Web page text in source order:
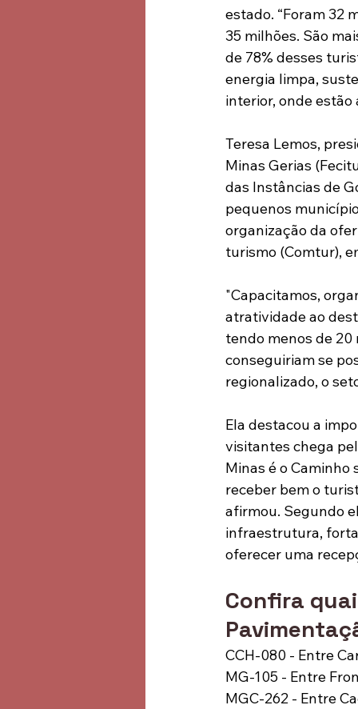
estado. “Foram 32
35 milhões. São
de 78% desses
energia limpa,
interior, onde estão
Teresa Lemos,
Minas Gerias
das Instâncias de
pequenos
organização da
turismo (Comtur),
"Capacitamos,
atratividade ao
tendo menos de
conseguiriam se
regionalizado, o
Ela destacou a
visitantes chega
Minas é o Caminho
receber bem o
afirmou. Segundo
infraestrutura,
oferecer uma
Confira
CCH-080 - Entre
MG-105 - Entre
MGC-262 - Entre